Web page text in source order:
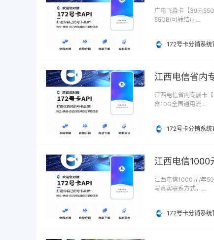
广电飞淼卡【39元
55GB(可转结)+…
172号卡分销系统
江西电信省内
江西电信省内专属卡
含10G全国通用流…
172号卡分销系统
江西电信1000
江西电信1000元/年
写真实联系方式，…
172号卡分销系统